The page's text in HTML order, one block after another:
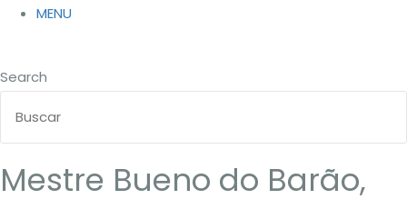
MENU
Search
Mestre Bueno do Barão,